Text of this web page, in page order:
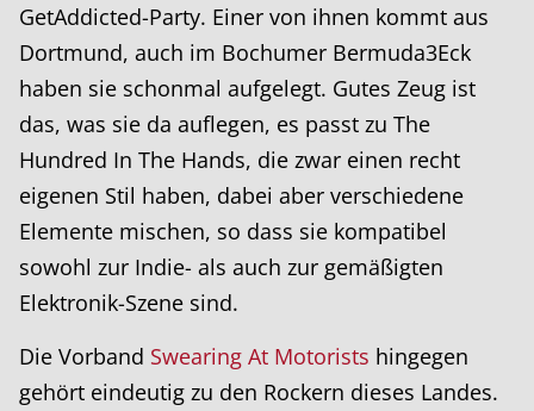
GetAddicted-Party. Einer von ihnen kommt aus
Dortmund, auch im Bochumer Bermuda3Eck
haben sie schonmal aufgelegt. Gutes Zeug ist
das, was sie da auflegen, es passt zu The
Hundred In The Hands, die zwar einen recht
eigenen Stil haben, dabei aber verschiedene
Elemente mischen, so dass sie kompatibel
sowohl zur Indie- als auch zur gemäßigten
Elektronik-Szene sind.
Die Vorband Swearing At Motorists hingegen
gehört eindeutig zu den Rockern dieses Landes.